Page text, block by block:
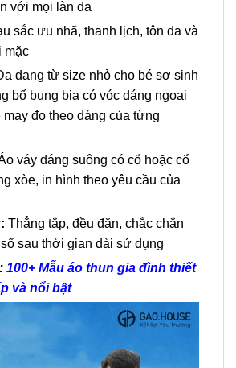
với mọi làn da
sắc ưu nhã, thanh lịch, tôn da và
mặc
dạng từ size nhỏ cho bé sơ sinh
bố bụng bia có vóc dáng ngoại
đo theo dáng của từng
váy dáng suông có cổ hoặc cổ
xòe, in hình theo yêu cầu của
Thẳng tắp, đều đặn, chắc chắn
sau thời gian dài sử dụng
100+ Mẫu áo thun gia đình thiết
và nổi bật